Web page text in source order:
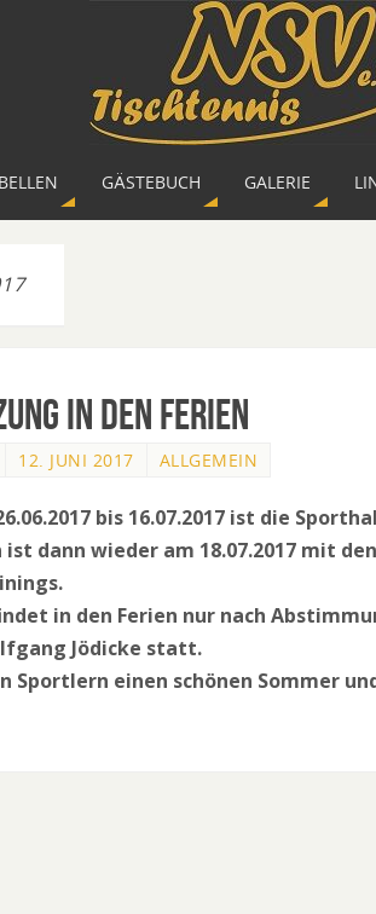
GÄSTEBUCH GALERIE
in den Ferien
12. JUNI 2017 ALLGEMEIN
bis 16.07.2017 ist die
dann wieder am 18.07.2017 mit
in den Ferien nur nach
Jödicke statt.
Sportlern einen schönen Sommer